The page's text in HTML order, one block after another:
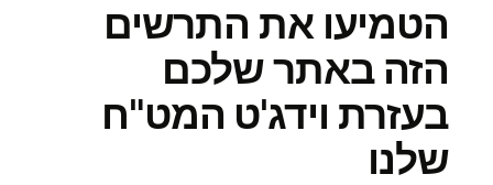
הטמיעו את התרשים
הזה באתר שלכם
בעזרת וידג'ט המט"ח
שלנו